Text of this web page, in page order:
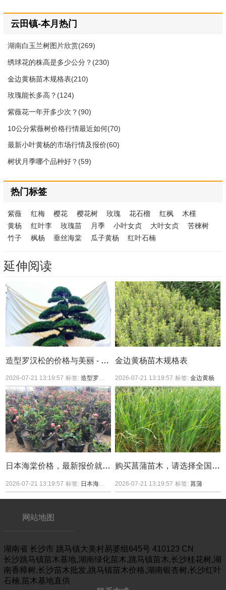
云田镇-本月热门
湖南白玉兰树图片欣赏(269)
绣球花的株高是多少公分？(230)
金边黄杨苗木规格表(210)
玫瑰能长多高？(124)
紫薇花一年开多少次？(90)
10公分紫薇树价格行情最近如何(70)
最新小叶黄杨的市场行情及报价(60)
树状月季哪个品种好？(59)
热门标签
紫薇 红梅 樱花 樱花树 玫瑰 花石榴 红枫
木槿
黄杨
红叶李 玫瑰苗 月季 小叶女贞 大叶女贞
苦楝树
竹子
枫杨 垂丝海棠 瓜子黄杨 红叶石楠
延伸阅读
造型罗汉松的价格与美丽 - 你值得拥有
2026-07-21 13:19:57 标签:造型罗汉松 造型罗汉松价格
金边黄杨苗木规格表
2026-07-21 13:19:57 标签:金边黄杨
日本海棠价格，最新报价就看华南最大花木产区
2026-07-21 13:19:57 标签: 日本海棠 日本海棠价格
购买菖蒲苗木，请选择全国苗木集中产区，真正的价格低廉
2026-07-21 13:19:57 标签:菖蒲
网站地图
湖南省 长沙市 跳马镇大美村易婆组645号 410123 CN
长沙跳马镇苗木基地,湖南绿化苗木,跳马镇苗木,长沙桂花树,湖
南香樟树,长沙苗木批发,跳马镇苗木价格,湖南银杏树,长沙红叶
石楠,苗木基地直供